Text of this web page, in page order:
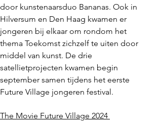
door kunstenaarsduo Bananas. Ook in
Hilversum en Den Haag kwamen er
jongeren bij elkaar om rondom het
thema Toekomst zichzelf te uiten door
middel van kunst. De drie
satellietprojecten kwamen begin
september samen tijdens het eerste
Future Village jongeren festival.
The Movie Future Village 2024